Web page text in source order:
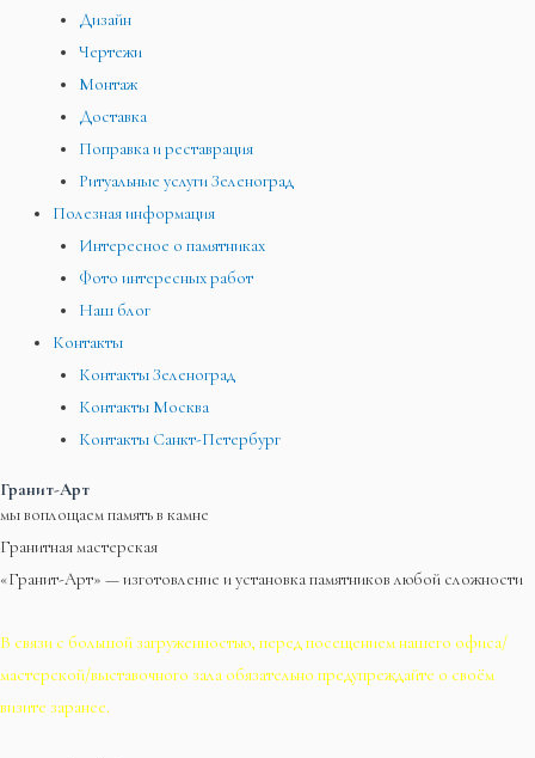
Дизайн
Чертежи
Монтаж
Доставка
Поправка и реставрация
Ритуальные услуги Зеленоград
Полезная информация
Интересное о памятниках
Фото интересных работ
Наш блог
Контакты
Контакты Зеленоград
Контакты Москва
Контакты Санкт-Петербург
Гранит-Арт
мы воплощаем память в камне
Гранитная мастерская
«Гранит-Арт» — изготовление и установка памятников любой сложности
В связи с большой загруженностью, перед посещением нашего офиса/
мастерской/выставочного зала обязательно предупреждайте о своём
визите заранее.